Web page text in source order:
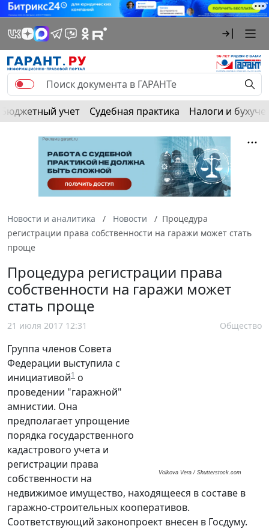
Бюджетный учет Судебная практика Налоги и
Новости и аналитика Новости
Процедура
регистрации права собственности на гаражи может стать
проще
Процедура регистрации права
собственности на гаражи может
стать проще
21 июля 2017 12:31 Общество
Volkova Vera / Shutterstock.com
Группа членов Совета
Федерации выступила с
инициативой1 о
проведении "гаражной"
амнистии. Она
предполагает упрощение
порядка государственного
кадастрового учета и
регистрации права
собственности на
недвижимое имущество, находящееся в составе в
гаражно-строительных кооперативов.
Соответствующий законопроект внесен в Госдуму.